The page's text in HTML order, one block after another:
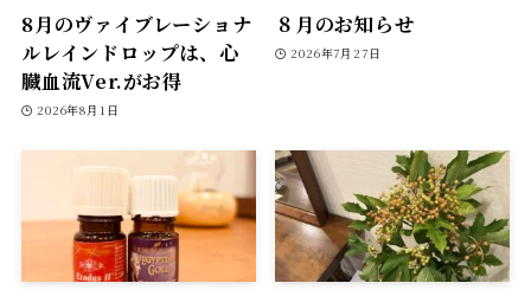
8月のヴァイブレーショナ
ルレインドロップは、心
臓血流Ver.がお得
2026年8月1日
８月のお知らせ
2026年7月27日